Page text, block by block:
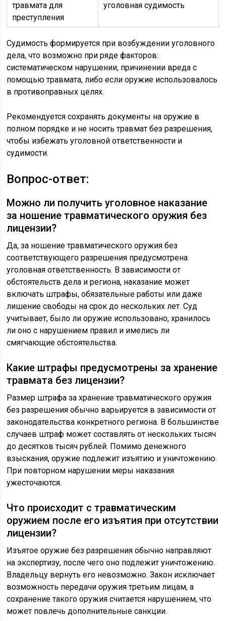
травмата для
преступления
уголовная судимость
Судимость формируется при возбуждении уголовного
дела, что возможно при ряде факторов:
систематическом нарушении, причинении вреда с
помощью травмата, либо если оружие использовалось
в противоправных целях.
Рекомендуется сохранять документы на оружие в
полном порядке и не носить травмат без разрешения,
чтобы избежать уголовной ответственности и
судимости.
Вопрос-ответ:
Можно ли получить уголовное наказание
за ношение травматического оружия без
лицензии?
Да, за ношение травматического оружия без
соответствующего разрешения предусмотрена
уголовная ответственность. В зависимости от
обстоятельств дела и региона, наказание может
включать штрафы, обязательные работы или даже
лишение свободы на срок до нескольких лет. Суд
учитывает, было ли оружие использовано, хранилось
ли оно с нарушением правил и имелись ли
смягчающие обстоятельства.
Какие штрафы предусмотрены за хранение
травмата без лицензии?
Размер штрафа за хранение травматического оружия
без разрешения обычно варьируется в зависимости от
законодательства конкретного региона. В большинстве
случаев штраф может составлять от нескольких тысяч
до десятков тысяч рублей. Помимо денежного
взыскания, оружие подлежит изъятию и уничтожению.
При повторном нарушении меры наказания
ужесточаются.
Что происходит с травматическим
оружием после его изъятия при отсутствии
лицензии?
Изъятое оружие без разрешения обычно направляют
на экспертизу, после чего оно подлежит уничтожению.
Владельцу вернуть его невозможно. Закон исключает
возможность передачи оружия третьим лицам, а
сохранение такого оружия считается нарушением, что
может повлечь дополнительные санкции.